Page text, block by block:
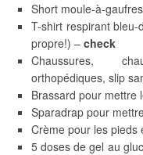
Short moule-à-
T-shirt respirant bleu-
propre!) – check
Chaussures,
orthopédiques, slip
Brassard pour mettre
Sparadrap pour
Crème pour les pieds
5 doses de gel au